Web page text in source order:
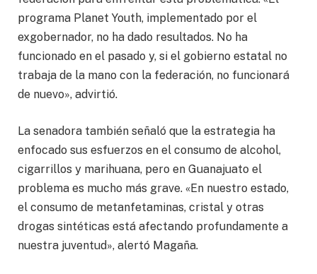
programa Planet Youth, implementado por el
exgobernador, no ha dado resultados. No ha
funcionado en el pasado y, si el gobierno estatal no
trabaja de la mano con la federación, no funcionará
de nuevo», advirtió.
La senadora también señaló que la estrategia ha
enfocado sus esfuerzos en el consumo de alcohol,
cigarrillos y marihuana, pero en Guanajuato el
problema es mucho más grave. «En nuestro estado,
el consumo de metanfetaminas, cristal y otras
drogas sintéticas está afectando profundamente a
nuestra juventud», alertó Magaña.